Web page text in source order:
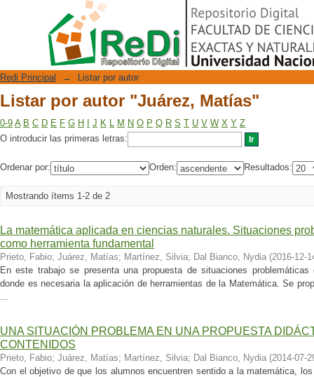
Listar por autor "Juárez, Matías"
Repositorio Digital
Redi Principal → Listar por autor
Listar por autor "Juárez, Matías"
0-9 A B C D E F G H J K L M N O P Q R S T U V W X Y Z
O introducir las primeras letras:
Ordenar por: Orden: Resultados:
Mostrando ítems 1-2 de 2
La matemática aplicada en ciencias naturales. Situaciones
como herramienta fundamental
Prieto, Fabio; Juárez, Matías; Martínez, Silvia; Dal Bianco, Nydia (2016-12-
En este trabajo se presenta una propuesta de situaciones
donde es necesaria la aplicación de herramientas de la Matemática. Se
...
UNA SITUACIÓN PROBLEMA EN UNA PROPUESTA
CONTENIDOS
Prieto, Fabio; Juárez, Matías; Martínez, Silvia; Dal Bianco, Nydia (2014-07-
Con el objetivo de que los alumnos encuentren sentido a la matemática,